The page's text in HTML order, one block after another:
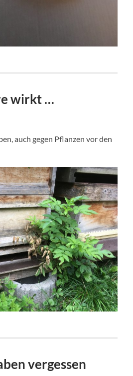
wirkt …
auch gegen Pflanzen vor den
vergessen